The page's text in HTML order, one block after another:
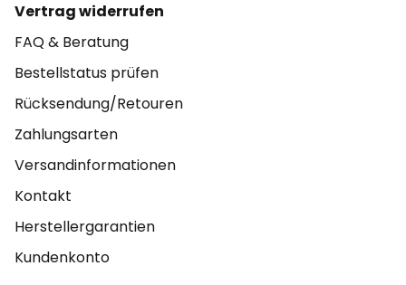
Vertrag widerrufen
FAQ & Beratung
Bestellstatus prüfen
Rücksendung/Retouren
Zahlungsarten
Versandinformationen
Kontakt
Herstellergarantien
Kundenkonto